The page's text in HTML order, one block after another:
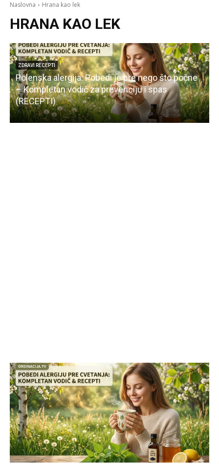
Naslovna Hrana kao lek
HRANA KAO LEK
ZDRAVI RECEPTI
Polenska alergija: Pobedi je pre nego što počne
– Kompletan vodič za prevenciju i spas
(RECEPTI)